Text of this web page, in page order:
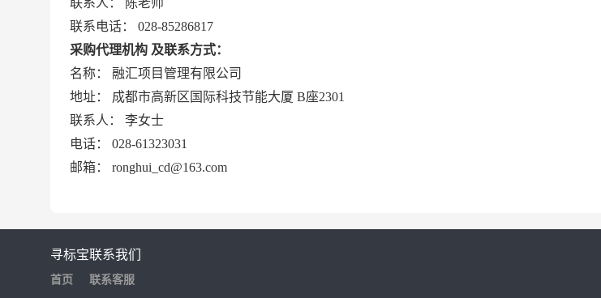
联系人：
陈老师
联系电话： 028-85286817
采购代理机构 及联系方式：
名称： 融汇项目管理有限公司
地址： 成都市高新区国际科技节能大厦 B座2301
联系人： 李女士
电话： 028-61323031
邮箱： ronghui_cd@163.com
寻标宝
首页
联系我们
联系客服